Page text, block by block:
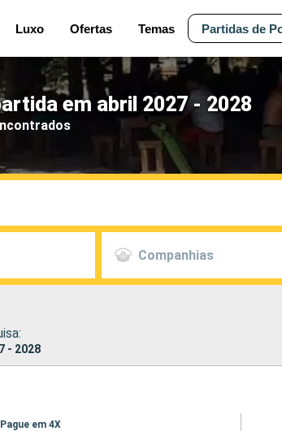
Luxo Ofertas Temas Partidas de
em abril 2027 - 2028
Companhias
- 2028
Pague em 4X